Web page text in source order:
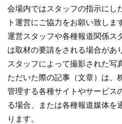
会場内ではスタッフの指示にし
ト運営にご協力をお願い致しま
運営スタッフや各種報道関係ス
は取材の要請をされる場合があ
スタッフによって撮影された写
ただいた際の記事（文章）は、
管理する各種サイトやサービス
る場合、または各種報道媒体を
ります。